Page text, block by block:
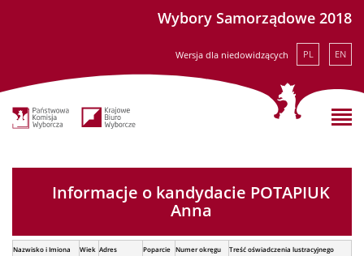
Wybory Samorządowe 2018
Wersja dla niedowidzących PL EN
Informacje o kandydacie POTAPIUK
Anna
Nazwisko i Imiona Wiek Adres Poparcie Numer okręgu
Treść oświadczenia lustracyjnego